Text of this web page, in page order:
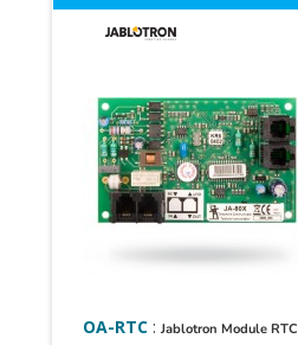
OA-RTC :Jablotron Module RTC